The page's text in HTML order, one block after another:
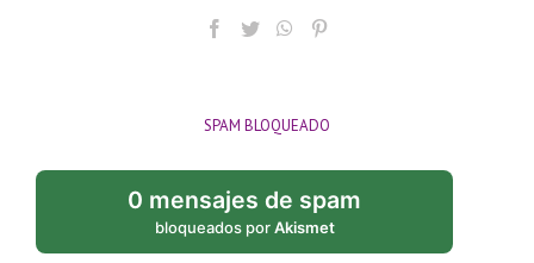
SPAM BLOQUEADO
0 mensajes de spam
bloqueados porAkismet